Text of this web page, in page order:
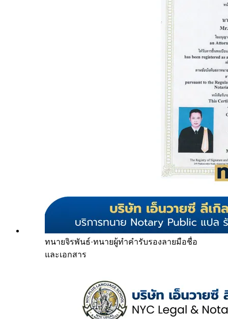
ทนายจิรพันธ์·ทนายผู้ทำคำรับรองลายมือชื่อ
และเอกสาร